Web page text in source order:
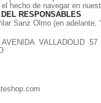
hecho de navegar en
DEL RESPONSABLES
Sanz Olmo (en adelante, “
VALLADOLID